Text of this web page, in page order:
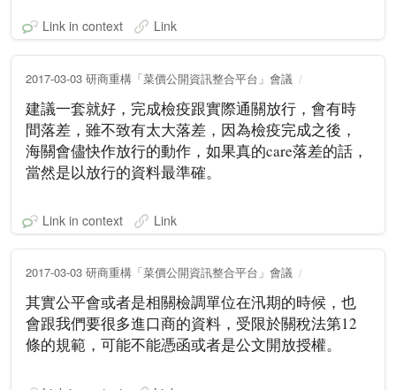
Link in context Link
2017-03-03 研商重構「菜價公開資訊整合平台」會議
建議一套就好，完成檢疫跟實際通關放行，會有時
間落差，雖不致有太大落差，因為檢疫完成之後，
海關會儘快作放行的動作，如果真的care落差的話，
當然是以放行的資料最準確。
Link in context Link
2017-03-03 研商重構「菜價公開資訊整合平台」會議
其實公平會或者是相關檢調單位在汛期的時候，也
會跟我們要很多進口商的資料，受限於關稅法第12
條的規範，可能不能憑函或者是公文開放授權。